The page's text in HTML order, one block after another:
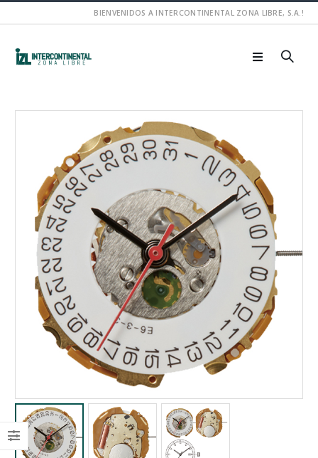
BIENVENIDOS A INTERCONTINENTAL ZONA LIBRE, S.A.!